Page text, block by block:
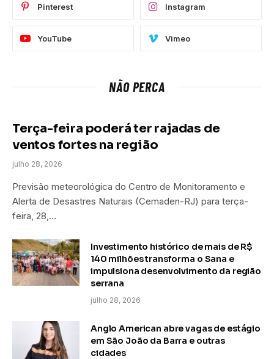
Pinterest Instagram
YouTube Vimeo
NÃO PERCA
Terça-feira poderá ter rajadas de
ventos fortes na região
julho 28, 2026
Previsão meteorológica do Centro de Monitoramento e
Alerta de Desastres Naturais (Cemaden-RJ) para terça-
feira, 28,…
Investimento histórico de mais de R$
140 milhões transforma o Sana e
impulsiona desenvolvimento da região
serrana
julho 28, 2026
Anglo American abre vagas de estágio
em São João da Barra e outras
cidades